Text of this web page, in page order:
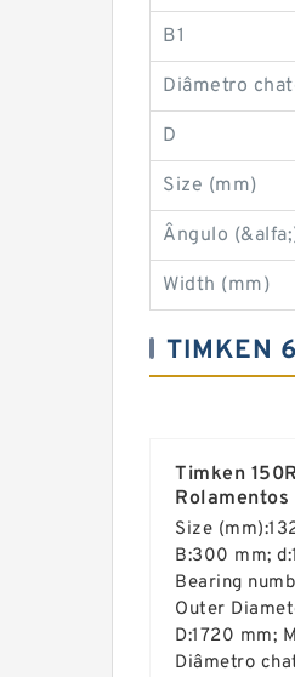
B1
Diâmetro
D
Size (mm)
Ângulo
Width (mm)
TIMKEN
Timken
Size
B:300 mm;
Bearing
Outer
D:1720 mm;
Diâmetro